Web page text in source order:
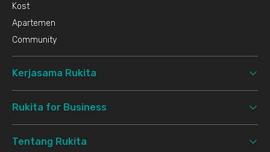
Kost
Apartemen
Community
Kerjasama Rukita
Rukita for Business
Tentang Rukita